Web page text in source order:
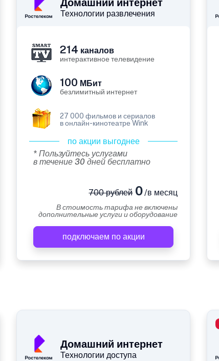
Домашний интернет
Технологии развлечения
214 каналов
интерактивное телевидение
100 МБит
безлимитный интернет
27 000 фильмов и сериалов
в онлайн-кинотеатре Wink
по акции выгоднее
* Пользуйтесь услугами
в течение 30 дней бесплатно
700 рублей0/в месяц
В стоимость тарифа не включены
дополнительные услуги и оборудование
подключаем по акции
Домашний интернет
Технологии доступа